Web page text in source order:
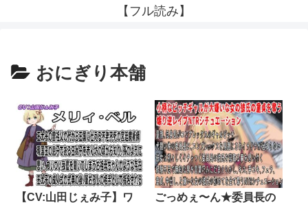
【フル読み】
おにぎり本舗
【CV:山田じぇみ子】ワ
ごっめぇ〜ん★委員長の